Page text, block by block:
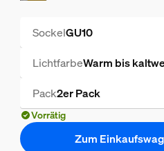
SockelGU10
LichtfarbeWarm bis
Pack2er Pack
Vorrätig
Zum